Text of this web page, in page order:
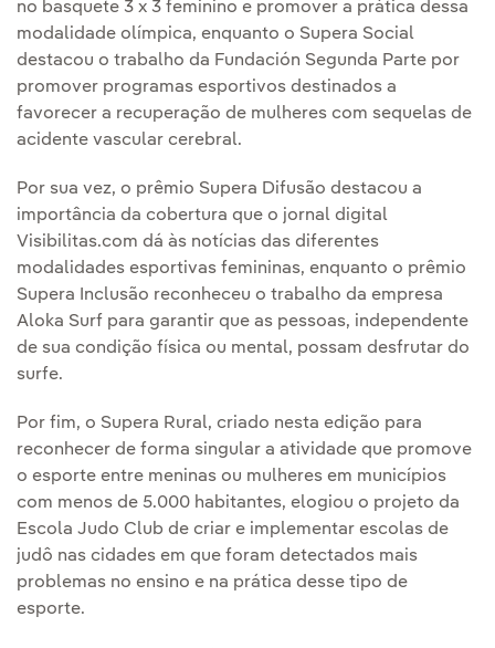
no basquete 3 x 3 feminino e promover a prática dessa
modalidade olímpica, enquanto o Supera Social
destacou o trabalho da Fundación Segunda Parte por
promover programas esportivos destinados a
favorecer a recuperação de mulheres com sequelas de
acidente vascular cerebral.
Por sua vez, o prêmio Supera Difusão destacou a
importância da cobertura que o jornal digital
Visibilitas.com dá às notícias das diferentes
modalidades esportivas femininas, enquanto o prêmio
Supera Inclusão reconheceu o trabalho da empresa
Aloka Surf para garantir que as pessoas, independente
de sua condição física ou mental, possam desfrutar do
surfe.
Por fim, o Supera Rural, criado nesta edição para
reconhecer de forma singular a atividade que promove
o esporte entre meninas ou mulheres em municípios
com menos de 5.000 habitantes, elogiou o projeto da
Escola Judo Club de criar e implementar escolas de
judô nas cidades em que foram detectados mais
problemas no ensino e na prática desse tipo de
esporte.